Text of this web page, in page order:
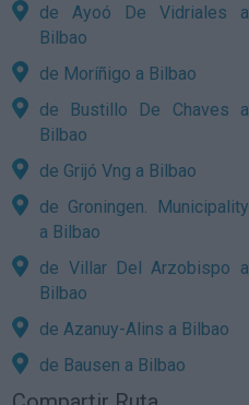
de Ayoó De Vidriales a
Bilbao
de Moríñigo a Bilbao
de Bustillo De Chaves a
Bilbao
de Grijó Vng a Bilbao
de Groningen. Municipality
a Bilbao
de Villar Del Arzobispo a
Bilbao
de Azanuy-Alins a Bilbao
de Bausen a Bilbao